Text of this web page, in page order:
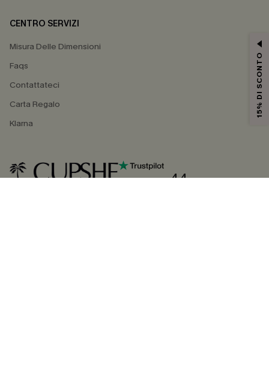
CENTRO SERVIZI
Misura Delle Dimensioni
Faqs
Contattateci
Carta Regalo
Klarna
4.4
15% DI SCONTO